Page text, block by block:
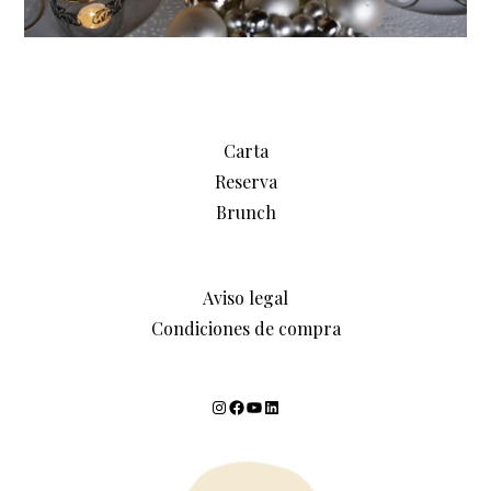
Carta
Reserva
Brunch
Aviso legal
Condiciones de compra
Instagram Facebook YouTube LinkedIn